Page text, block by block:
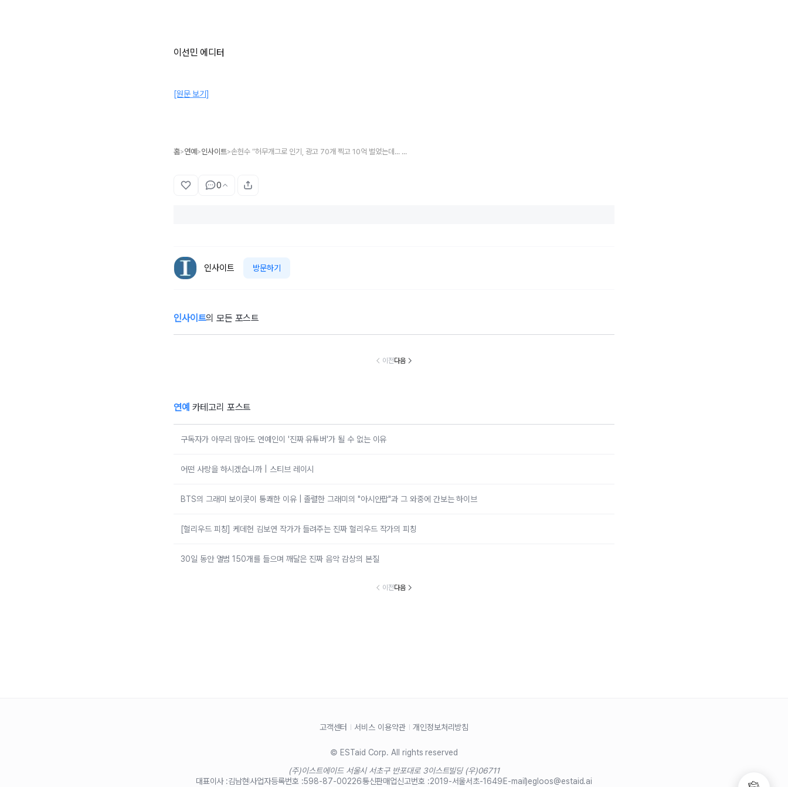
이선민 에디터
[원문 보기]
홈>연예 >인사이트> 손헌수 “허무개그로 인기, 광고 70개 찍고 10억 벌었는데... 사업하다 다 날리고 빚 5억”
0
인사이트 방문하기
인사이트의 모든 포스트
‘혼전임신’ 김지영,
‘53세’ 고소영, 노
“100g당 6kcal
가 직접 해먹는다
박나래 “돈 주고
해자 생길 것 같았
폭풍성장한 ‘문희
정희원, 불륜 인
이전다음
연예 카테고리 포스트
구독자가 아무리 많아도 연예인이 '진짜 유튜버'가 될 수 없는 이유
어떤 사랑을 하시겠습니까 | 스티브 레이시
BTS의 그래미 보이콧이 통쾌한 이유 | 졸렬한 그래미의 "아시안팝"과 그 와중에 간보는 하이브
[헐리우드 피칭] 케데헌 김보연 작가가 들려주는 진짜 헐리우드 작가의 피칭
30일 동안 앨범 150개를 들으며 깨달은 진짜 음악 감상의 본질
이전다음
고객센터 서비스 이용약관 개인정보처리방침
© ESTaid Corp. All rights reserved
(주)이스트에이드 서울시 서초구 반포대로 3이스트빌딩 (우)06711
대표이사 :김남현사업자등록번호 :598-87-00226통신판매업신고번호 :2019-서울서초-1649E-mail)egloos@estaid.ai